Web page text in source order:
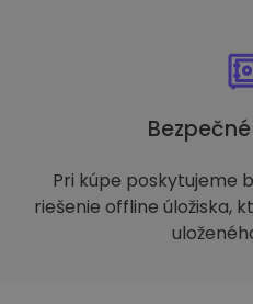
Pri kúpe poskytujeme
riešenie offline úložiska,